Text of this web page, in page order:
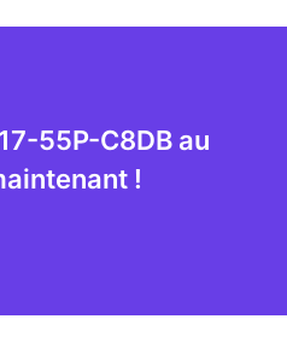
55P-C8DB au
!